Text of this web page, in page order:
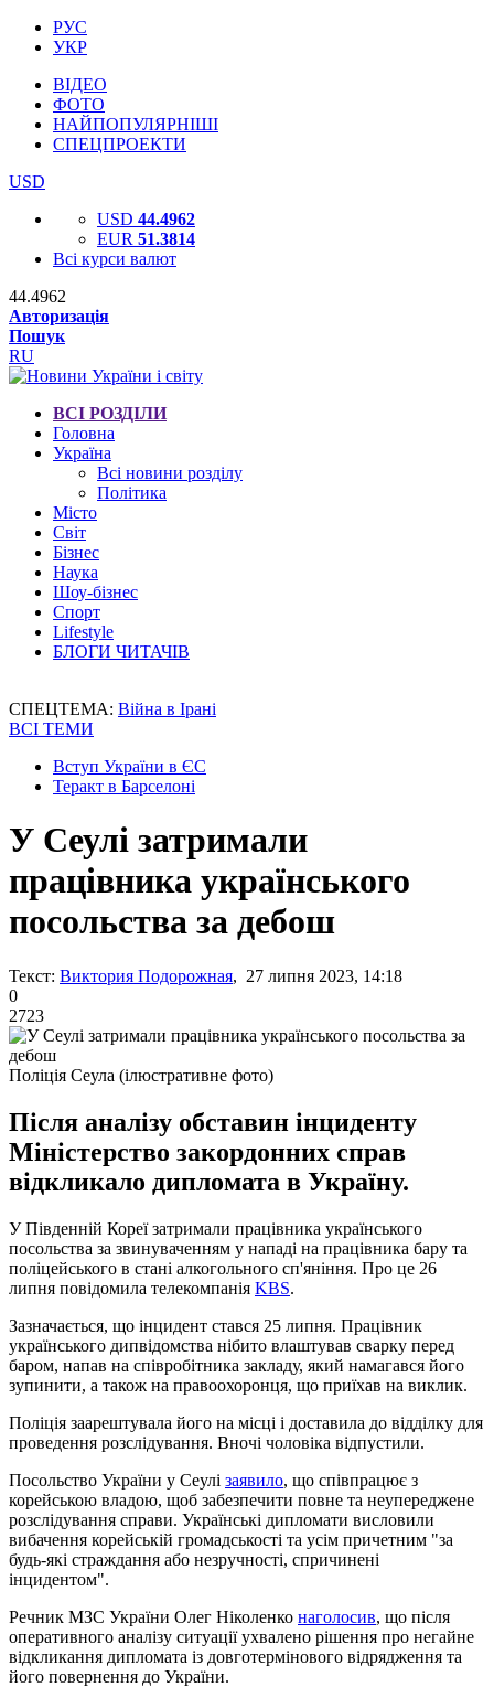
РУС
УКР
ВІДЕО
ФОТО
НАЙПОПУЛЯРНІШІ
СПЕЦПРОЕКТИ
USD
USD 44.4962
EUR 51.3814
Всі курси валют
44.4962
Авторизація
Пошук
RU
ВСІ РОЗДІЛИ
Головна
Україна
Всі новини розділу
Політика
Місто
Світ
Бізнес
Наука
Шоу-бізнес
Спорт
Lifestyle
БЛОГИ ЧИТАЧІВ
СПЕЦТЕМА: Війна в Ірані
ВСІ ТЕМИ
Вступ України в ЄС
Теракт в Барселоні
У Сеулі затримали
працівника українського
посольства за дебош
Текст: Виктория Подорожная, 27 липня 2023, 14:18
0
2723
Поліція Сеула (ілюстративне фото)
Після аналізу обставин інциденту
Міністерство закордонних справ
відкликало дипломата в Україну.
У Південній Кореї затримали працівника українського
посольства за звинуваченням у нападі на працівника бару та
поліцейського в стані алкогольного сп'яніння. Про це 26
липня повідомила телекомпанія KBS.
Зазначається, що інцидент стався 25 липня. Працівник
українського дипвідомства нібито влаштував сварку перед
баром, напав на співробітника закладу, який намагався його
зупинити, а також на правоохоронця, що приїхав на виклик.
Поліція заарештувала його на місці і доставила до відділку для
проведення розслідування. Вночі чоловіка відпустили.
Посольство України у Сеулі заявило, що співпрацює з
корейською владою, щоб забезпечити повне та неупереджене
розслідування справи. Українські дипломати висловили
вибачення корейській громадськості та усім причетним "за
будь-які страждання або незручності, спричинені
інцидентом".
Речник МЗС України Олег Ніколенко наголосив, що після
оперативного аналізу ситуації ухвалено рішення про негайне
відкликання дипломата із довготермінового відрядження та
його повернення до України.